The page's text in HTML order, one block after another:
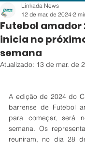
Futebol amador
inicia no
semana
Linkada News
12 de mar. de 2024 2
Atualizado: 13 de mar. de
A edição de 2024 do
barrense de Futebol
para começar, será
semana. Os
reuniram, no dia 28